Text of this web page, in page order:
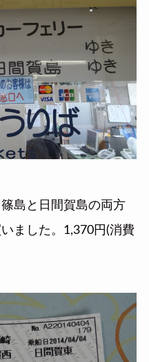
島と日間賀島の両方
ました。1,370円(消費